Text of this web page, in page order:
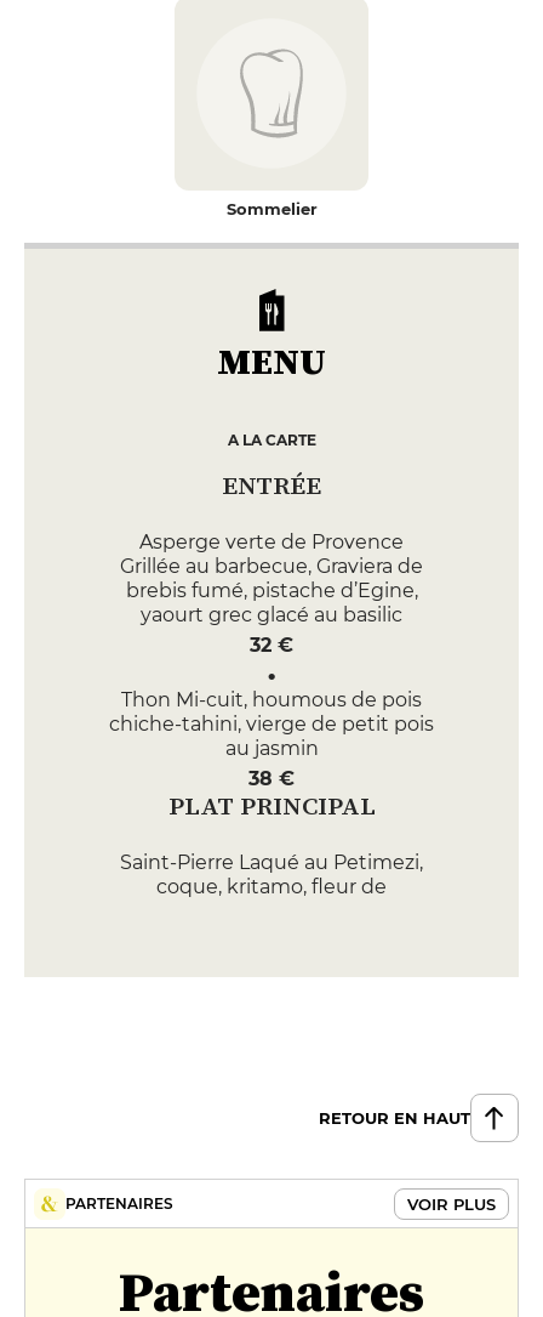
Sommelier
MENU
A LA CARTE
ENTRÉE
Asperge verte de Provence
Grillée au barbecue, Graviera de
brebis fumé, pistache d’Egine,
yaourt grec glacé au basilic
32 €
Thon Mi-cuit, houmous de pois
chiche-tahini, vierge de petit pois
au jasmin
38 €
PLAT PRINCIPAL
Saint-Pierre Laqué au Petimezi,
coque, kritamo, fleur de
blanche, morille, jus miel-baie de
rhubarbe pochée, sorbet coco,
jus de rhubarbe
RETOUR EN HAUT
PARTENAIRES VOIR PLUS
Partenaires